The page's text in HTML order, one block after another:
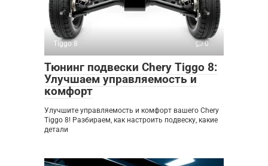
Tiggo 8 0
Тюнинг подвески Chery Tiggo 8:
Улучшаем управляемость и
комфорт
Улучшите управляемость и комфорт вашего Chery
Tiggo 8! Разбираем, как настроить подвеску, какие
детали